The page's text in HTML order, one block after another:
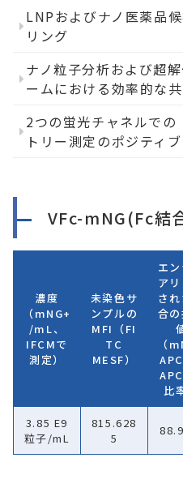
LNPおよびナノ医薬品
リング
ナノ粒子分析および超
ームにおける効率的な
2つの蛍光チャネルでの
トリー測定のポジティ
VFc-mNG(Fc結
濃度
（mNG+
/mL、
IFCMで
測定）
未染色サ
ンプルの
MFI（FI
TC
MESF）
エ
ア
さ
合
（
比
3.85 E9
粒子/mL
815.628
5